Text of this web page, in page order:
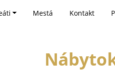
Mestá Kontakt